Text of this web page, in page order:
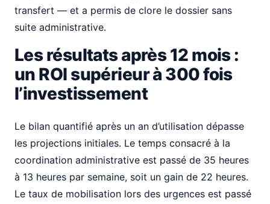
transfert — et a permis de clore le dossier sans
suite administrative.
Les résultats après 12 mois :
un ROI supérieur à 300 fois
l’investissement
Le bilan quantifié après un an d’utilisation dépasse
les projections initiales. Le temps consacré à la
coordination administrative est passé de 35 heures
à 13 heures par semaine, soit un gain de 22 heures.
Le taux de mobilisation lors des urgences est passé